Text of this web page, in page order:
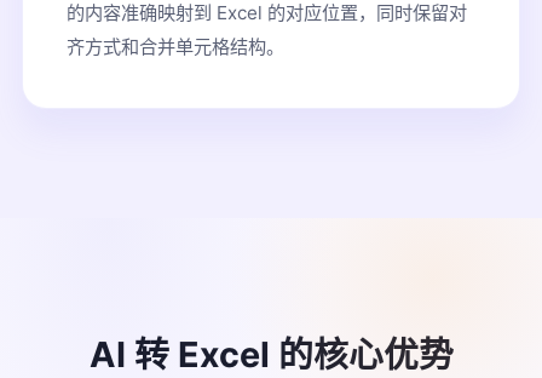
的内容准确映射到 Excel 的对应位置，同时保留对
齐方式和合并单元格结构。
AI 转 Excel 的核心优势